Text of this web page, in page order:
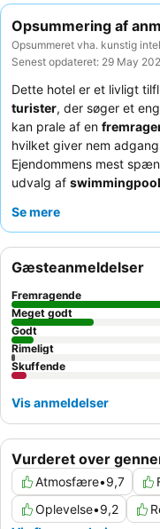
Opsummering af
Opsummeret vha. kunstig
Senest opdateret: 29 May
Dette hotel er et livligt
turister, der søger et
kan prale af en
hvilket giver nem
Ejendommens mest
udvalg af
gæster. Gæsterne roser
afslappende oplevelse
"gylden" eller "sølv"
komfortable madrasser.
Se mere
Vurderet over
Atmosfære•9,7
Oplevelse•9,2
Gæsteanmeldelser
Fremragende
Meget godt
Godt
Rimeligt
Skuffende
Vis anmeldelser